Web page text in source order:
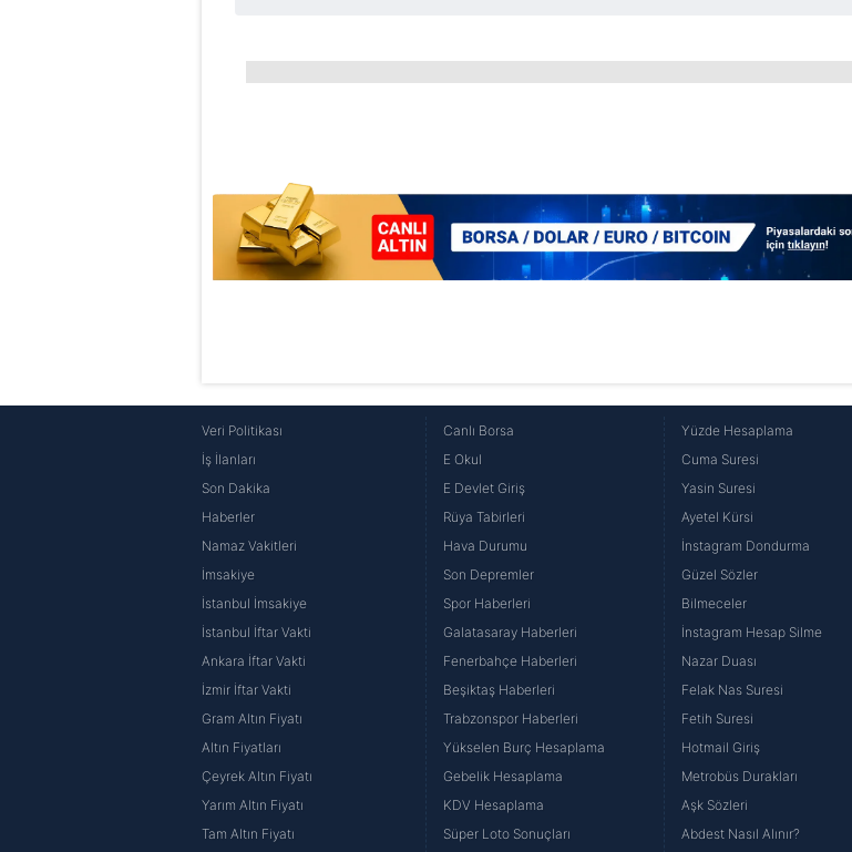
6698 sayılı Kişisel Verilerin Korunması Kanunu uyarınca hazırlanmış
mevzuata uygun olarak kullanılan çerezlerle ilgili bilgi almak için lütfen
Veri Politikası
İş İlanları
Son Dakika
Haberler
Namaz Vakitleri
İmsakiye
İstanbul İmsakiye
İstanbul İftar Vakti
Ankara İftar Vakti
İzmir İftar Vakti
Gram Altın Fiyatı
Altın Fiyatları
Çeyrek Altın Fiyatı
Yarım Altın Fiyatı
Tam Altın Fiyatı
Canlı Borsa
E Okul
E Devlet Giriş
Rüya Tabirleri
Hava Durumu
Son Depremler
Spor Haberleri
Galatasaray Haberleri
Fenerbahçe Haberleri
Beşiktaş Haberleri
Trabzonspor Haberleri
Yükselen Burç Hesaplama
Gebelik Hesaplama
KDV Hesaplama
Süper Loto Sonuçları
Yüzde Hesaplama
Cuma Suresi
Yasin Suresi
Ayetel Kürsi
İnstagram Dondurma
Güzel Sözler
Bilmeceler
İnstagram Hesap Silme
Nazar Duası
Felak Nas Suresi
Fetih Suresi
Hotmail Giriş
Metrobüs Durakları
Aşk Sözleri
Abdest Nasıl Alınır?